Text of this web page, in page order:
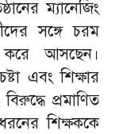
ম্যানেজিং
সঙ্গে চরম
আসছেন।
এবং শিক্ষার
প্রমাণিত
শিক্ষককে